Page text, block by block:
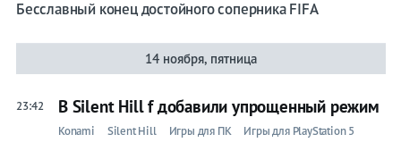
Бесславный конец достойного соперника FIFA
14 ноября, пятница
23:42 В Silent Hill f добавили упрощенный режим
Konami Silent Hill Игры для ПК Игры для PlayStation 5